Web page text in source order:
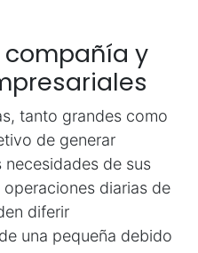
compañía y
tanto grandes como
de generar
de sus
diarias de
diferir
una pequeña debido